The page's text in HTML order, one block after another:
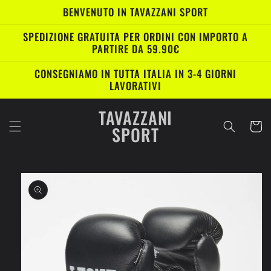
direttamenteBENVENUTO IN TAVAZZANI SPORT
SPEDIZIONE GRATUITA PER ORDINI CON IMPORTO A
PARTIRE DA 59.90€
CONSEGNIAMO IN TUTTA ITALIA IN 3-4 GIORNI
LAVORATIVI
TAVAZZANI
SPORT Carrello
Passa alle
informazioni
sul prodotto